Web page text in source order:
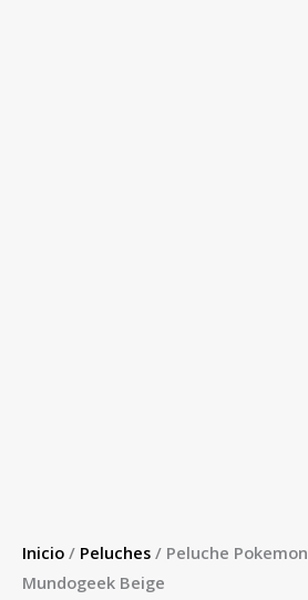
Inicio / Peluches / Peluche
Mundogeek Beige